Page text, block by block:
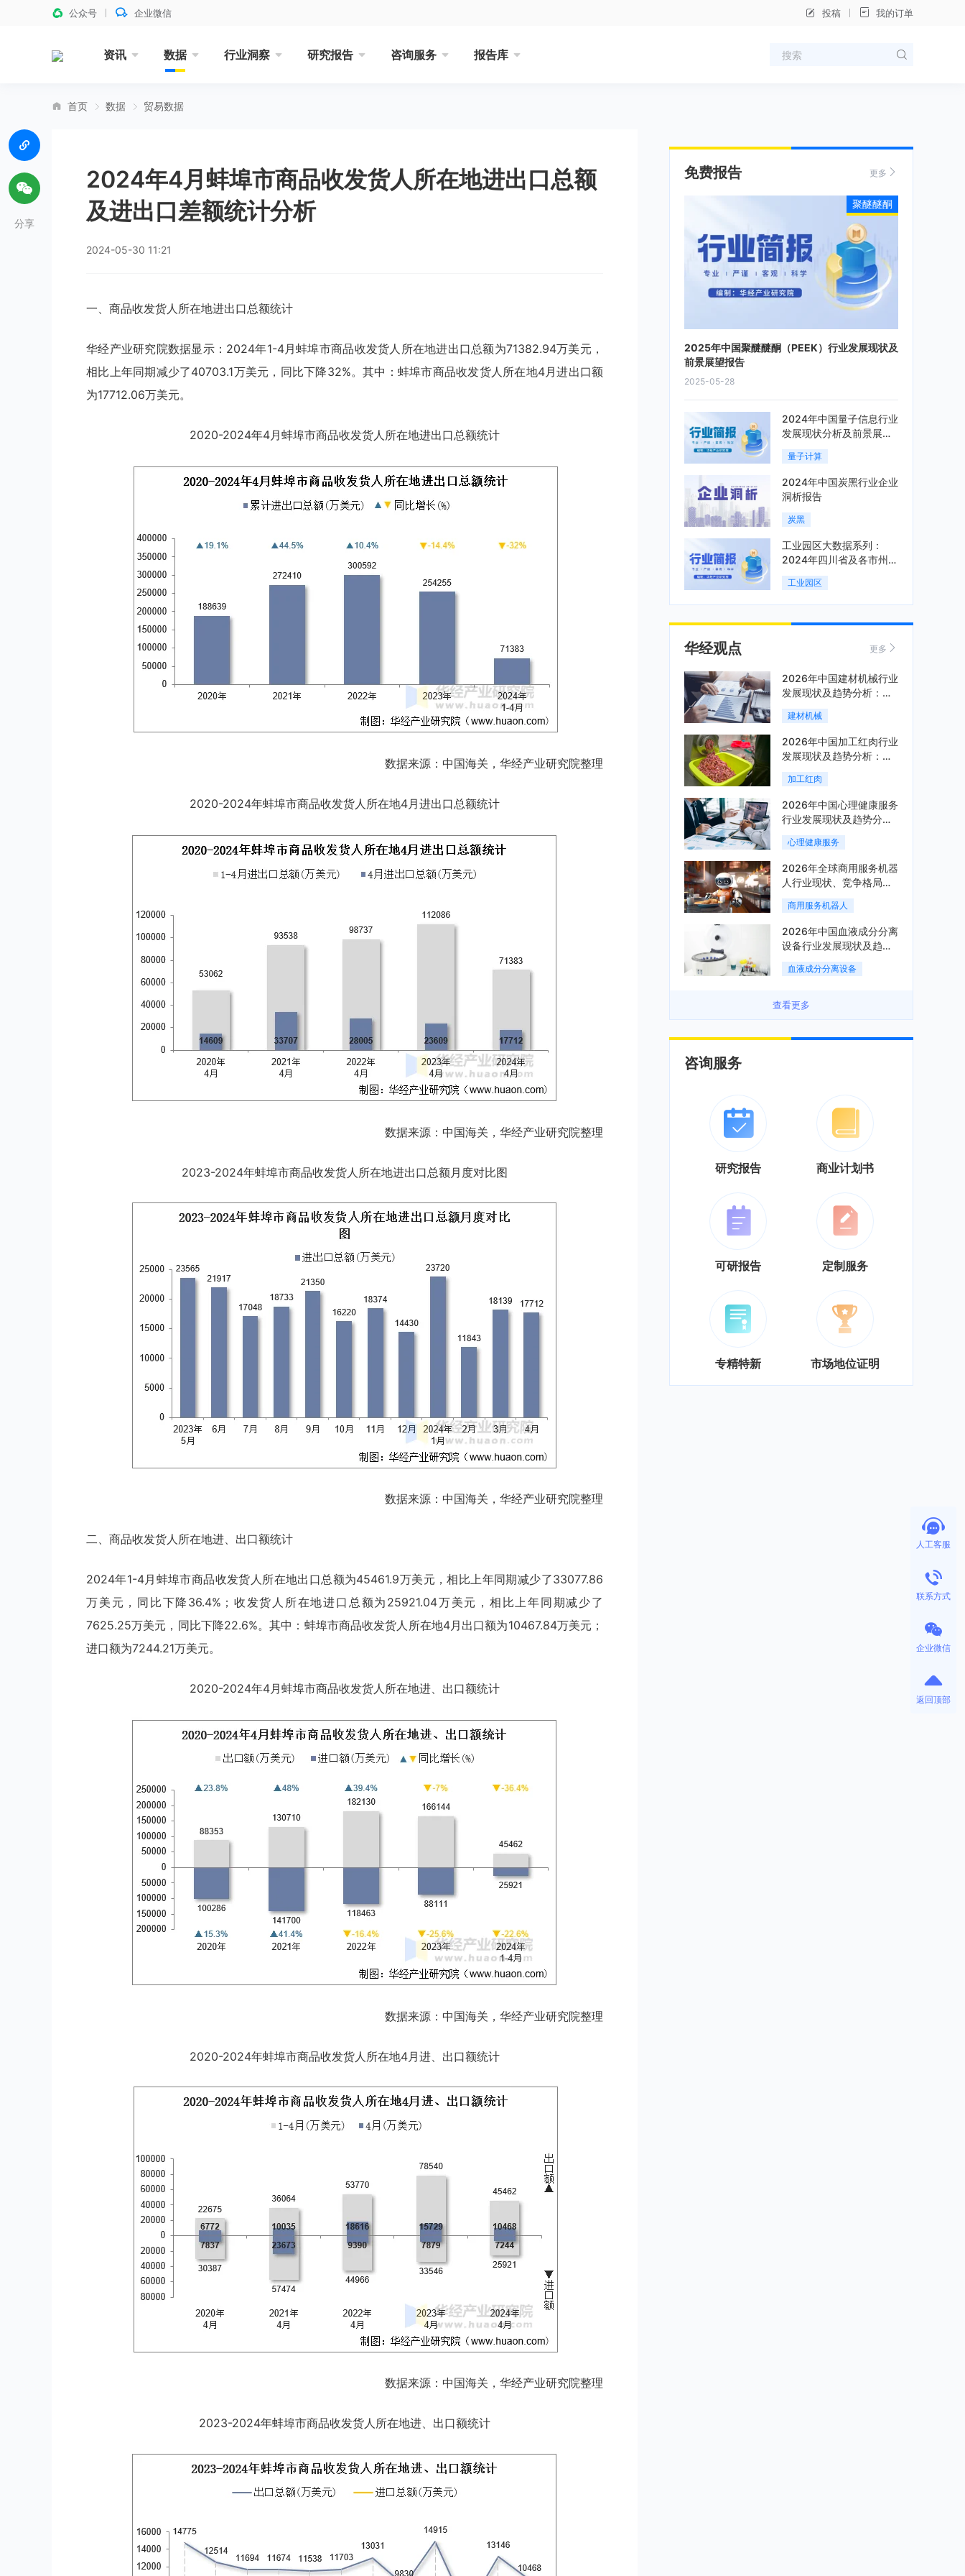
公众号 企业微信 投稿 我的订单
资讯 数据 行业洞察 研究报告 咨询服务 报告库
首页 数据 贸易数据
2024年4月蚌埠市商品收发货人所在地进出口总额
及进出口差额统计分析
2024-05-30 11:21
一、商品收发货人所在地进出口总额统计
华经产业研究院数据显示：2024年1-4月蚌埠市商品收发货人所在地进出口总额为71382.94万美元，
相比上年同期减少了40703.1万美元，同比下降32%。其中：蚌埠市商品收发货人所在地4月进出口额
为17712.06万美元。
2020-2024年4月蚌埠市商品收发货人所在地进出口总额统计
数据来源：中国海关，华经产业研究院整理
2020-2024年蚌埠市商品收发货人所在地4月进出口总额统计
数据来源：中国海关，华经产业研究院整理
2023-2024年蚌埠市商品收发货人所在地进出口总额月度对比图
数据来源：中国海关，华经产业研究院整理
二、商品收发货人所在地进、出口额统计
2024年1-4月蚌埠市商品收发货人所在地出口总额为45461.9万美元，相比上年同期减少了33077.86
万美元，同比下降36.4%；收发货人所在地进口总额为25921.04万美元，相比上年同期减少了
7625.25万美元，同比下降22.6%。其中：蚌埠市商品收发货人所在地4月出口额为10467.84万美元；
进口额为7244.21万美元。
2020-2024年4月蚌埠市商品收发货人所在地进、出口额统计
数据来源：中国海关，华经产业研究院整理
2020-2024年蚌埠市商品收发货人所在地4月进、出口额统计
数据来源：中国海关，华经产业研究院整理
2023-2024年蚌埠市商品收发货人所在地进、出口额统计
分享
免费报告 更多
2025年中国聚醚醚酮（PEEK）行业发展现状及
前景展望报告
2025-05-28
聚醚醚酮
2024年中国量子信息行业
发展现状分析及前景展望
报告
量子计算
2024年中国炭黑行业企业
洞析报告
炭黑
工业园区大数据系列：
2024年四川省及各市州工
业园区全景洞析报告
工业园区
华经观点 更多
2026年中国建材机械行业
发展现状及趋势分析：企
业加速向“装备+系统+服
务”综合服务商转型「图」
建材机械
2026年中国加工红肉行业
发展现状及趋势分析：市
场集中度提升，区域增长
分化「图」
加工红肉
2026年中国心理健康服务
行业发展现状及趋势分
析，线上线下融合成为主
流服务模式「图」
心理健康服务
2026年全球商用服务机器
人行业现状、竞争格局与
趋势分析，行业集中度有
望进一步提升「图」
商用服务机器人
2026年中国血液成分分离
设备行业发展现状及趋势
分析：国产化替代与集中
度逐渐提升「图」
血液成分分离设备
查看更多
咨询服务
研究报告 商业计划书
可研报告 定制服务
专精特新 市场地位证明
人工客服
联系方式
企业微信
返回顶部